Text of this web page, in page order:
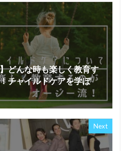
どんな時も楽しく教育す
チャイルドケアを学ぼ
Next